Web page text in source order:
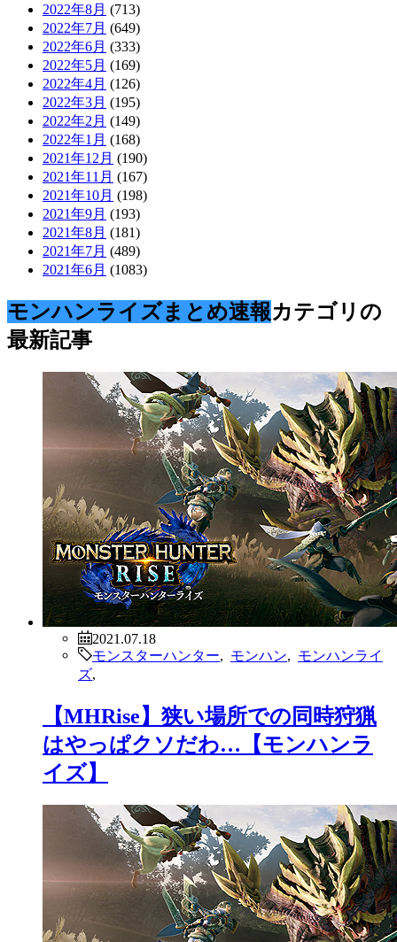
2021.07.18
モンスターハンター
ズ,
【MHRise】狭い場所での同時狩猟
はやっぱクソだわ…【モンハンラ
2021.07.17
モンスターハンター ,モンハン,モンハンライ
ズ,
【MHRise】翔蟲も壁走りも楽しい
wwwwww【モンハンライズ】